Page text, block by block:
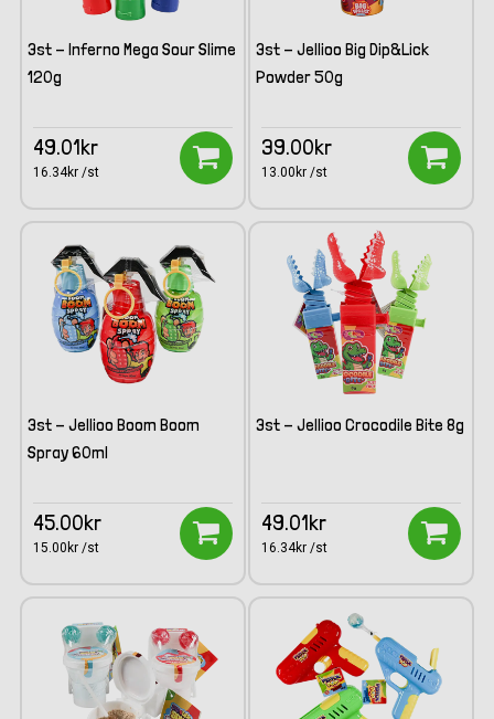
3st - Inferno Mega Sour Slime
120g
49.01kr
16.34kr /st
3st - Jellioo Big Dip&Lick
Powder 50g
39.00kr
13.00kr /st
3st - Jellioo Boom Boom
Spray 60ml
45.00kr
15.00kr /st
3st - Jellioo Crocodile Bite 8g
49.01kr
16.34kr /st